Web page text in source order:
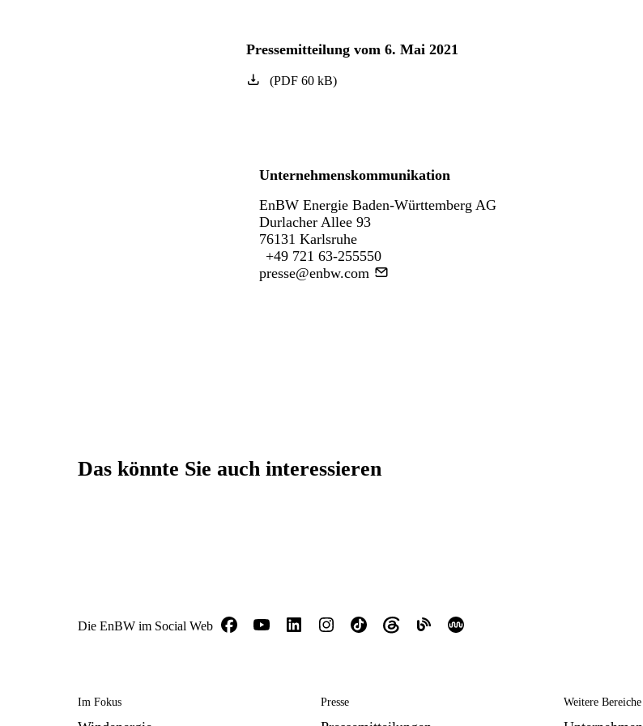
Pressemitteilung vom 6. Mai 2021
(PDF60 kB)
Unternehmenskommunikation
EnBW Energie Baden-Württemberg AG
Durlacher Allee 93
76131 Karlsruhe
+49 721 63-255550
presse@enbw.com
Das könnte Sie auch interessieren
Die EnBW im Social Web
Im Fokus Presse Weitere Bereiche